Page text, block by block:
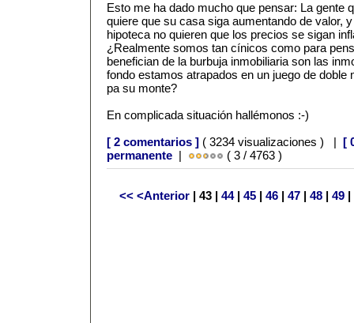
Esto me ha dado mucho que pensar: La gente
quiere que su casa siga aumentando de valor,
hipoteca no quieren que los precios se sigan
¿Realmente somos tan cínicos como para
benefician de la burbuja inmobiliaria son las
fondo estamos atrapados en un juego de doble
pa su monte?
En complicada situación hallémonos :-)
[ 2 comentarios ] ( 3234 visualizaciones ) | [
permanente | ( 3 / 4763 )
<< <Anterior | 43 | 44| 45| 46| 47| 48| 49|